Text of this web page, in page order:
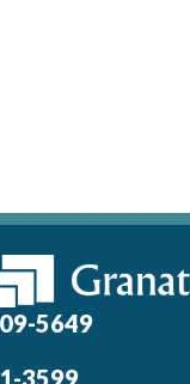
5649
3599